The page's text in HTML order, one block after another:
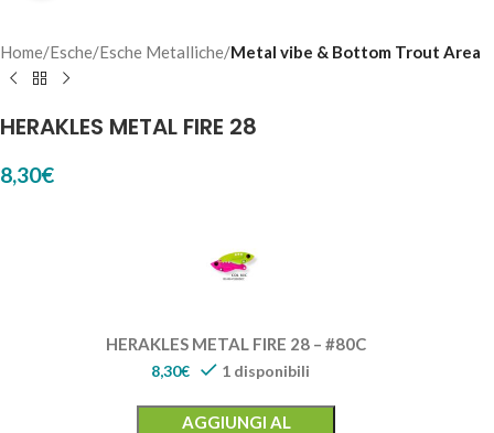
Home Esche Esche Metalliche Metal vibe & Bottom Trout Area
HERAKLES METAL FIRE 28
8,30€
HERAKLES METAL FIRE 28 – #80C
8,30€ 1 disponibili
AGGIUNGI AL